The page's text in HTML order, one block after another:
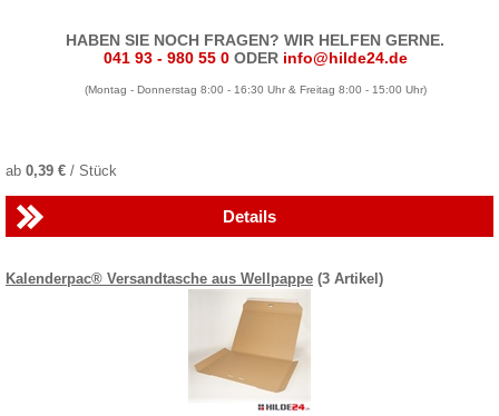
HABEN SIE NOCH FRAGEN? WIR HELFEN GERNE.
041 93 - 980 55 0 ODER info@hilde24.de
(Montag - Donnerstag 8:00 - 16:30 Uhr & Freitag 8:00 - 15:00 Uhr)
ab 0,39 € / Stück
Details
Kalenderpac® Versandtasche aus Wellpappe (3 Artikel)